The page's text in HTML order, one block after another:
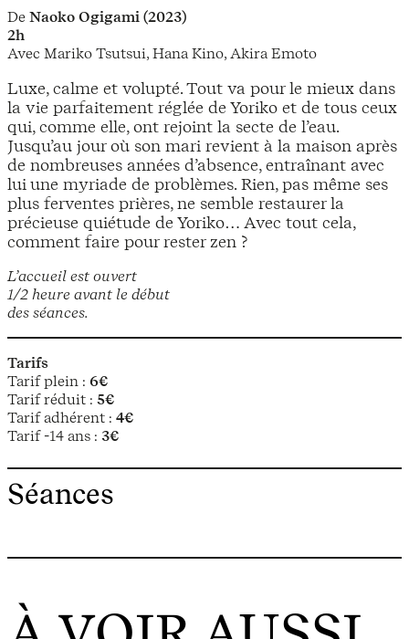
L’accueil est ouvert
1/2 heure avant le début
des séances.
Tarifs
Tarif plein : 6€
Tarif réduit : 5€
Tarif adhérent : 4€
Tarif -14 ans : 3€
De Naoko Ogigami (2023)
2h
Avec Mariko Tsutsui, Hana Kino, Akira Emoto
Luxe, calme et volupté. Tout va pour le mieux dans
la vie parfaitement réglée de Yoriko et de tous ceux
qui, comme elle, ont rejoint la secte de l’eau.
Jusqu’au jour où son mari revient à la maison après
de nombreuses années d’absence, entraînant avec
lui une myriade de problèmes. Rien, pas même ses
plus ferventes prières, ne semble restaurer la
précieuse quiétude de Yoriko… Avec tout cela,
comment faire pour rester zen ?
Séances